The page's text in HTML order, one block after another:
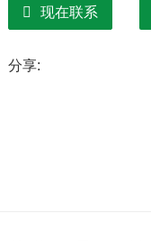
间的流道形成两个
现在联系
分享: